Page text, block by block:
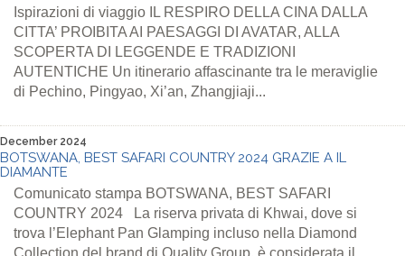
Ispirazioni di viaggio IL RESPIRO DELLA CINA DALLA
CITTA’ PROIBITA AI PAESAGGI DI AVATAR, ALLA
SCOPERTA DI LEGGENDE E TRADIZIONI
AUTENTICHE Un itinerario affascinante tra le meraviglie
di Pechino, Pingyao, Xi’an, Zhangjiaji...
December 2024
BOTSWANA, BEST SAFARI COUNTRY 2024 GRAZIE A IL
DIAMANTE
Comunicato stampa BOTSWANA, BEST SAFARI
COUNTRY 2024 La riserva privata di Khwai, dove si
trova l’Elephant Pan Glamping incluso nella Diamond
Collection del brand di Quality Group, è considerata il